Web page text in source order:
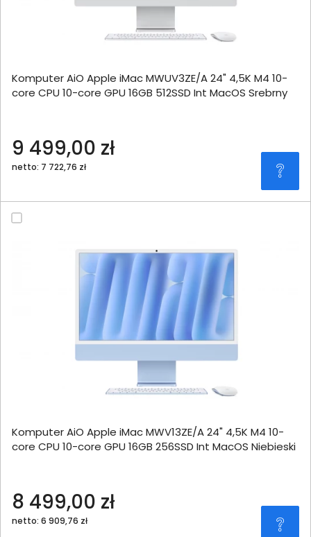
Komputer AiO Apple iMac MWUV3ZE/A 24" 4,5K M4 10-
core CPU 10-core GPU 16GB 512SSD Int MacOS Srebrny
9 499,00 zł
netto: 7 722,76 zł
Komputer AiO Apple iMac MWV13ZE/A 24" 4,5K M4 10-
core CPU 10-core GPU 16GB 256SSD Int MacOS Niebieski
8 499,00 zł
netto: 6 909,76 zł